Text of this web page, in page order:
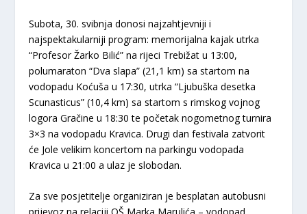
Subota, 30. svibnja donosi najzahtjevniji i
najspektakularniji program: memorijalna kajak utrka
“Profesor Žarko Bilić” na rijeci Trebižat u 13:00,
polumaraton “Dva slapa” (21,1 km) sa startom na
vodopadu Koćuša u 17:30, utrka “Ljubuška desetka
Scunasticus” (10,4 km) sa startom s rimskog vojnog
logora Gračine u 18:30 te početak nogometnog turnira
3×3 na vodopadu Kravica. Drugi dan festivala zatvorit
će Jole velikim koncertom na parkingu vodopada
Kravica u 21:00 a ulaz je slobodan.
Za sve posjetitelje organiziran je besplatan autobusni